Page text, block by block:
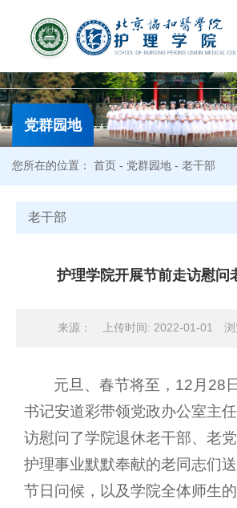
党群园地
您所在的位置： 首页 - 党群园地 - 老干部
老干部
护理学院开展节前走访慰问
来源： 上传时间: 2022-01-01
元旦、春节将至，12月28
书记安道彩带领党政办公室主
访慰问了学院退休老干部、老
护理事业默默奉献的老同志们
节日问候，以及学院全体师生的